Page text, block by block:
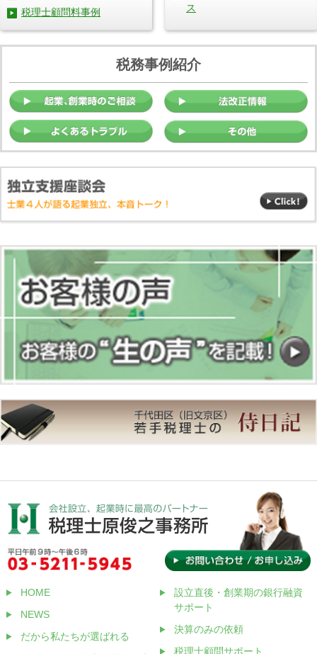
税理士顧問料事例
ス
税務事例紹介
HOME
NEWS
だから私たちが選ばれる
設立直後・創業期の銀行融資
サポート
決算のみの依頼
税理士顧問サポート